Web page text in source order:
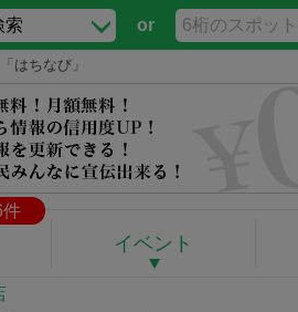
索 or
はちなび」
件
イベント